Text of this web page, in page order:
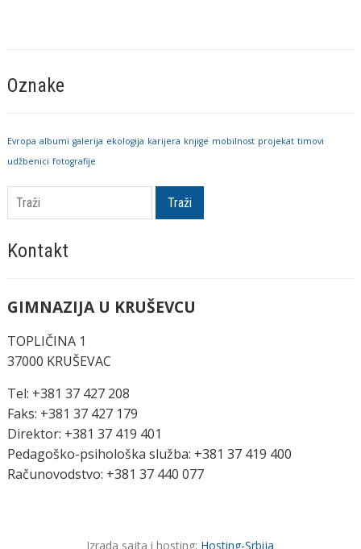
Oznake
Evropa albumi galerija ekologija karijera knjige mobilnost projekat timovi
udžbenici fotografije
Traži
Kontakt
GIMNAZIJA U KRUŠEVCU
TOPLIČINA 1
37000 KRUŠEVAC
Tel: +381 37 427 208
Faks: +381 37 427 179
Direktor: +381 37 419 401
Pedagoško-psihološka služba: +381 37 419 400
Računovodstvo: +381 37 440 077
Izrada sajta i hosting: Hosting-Srbija